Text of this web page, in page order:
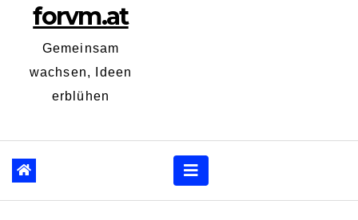
forvm.at
Gemeinsam
wachsen, Ideen
erblühen